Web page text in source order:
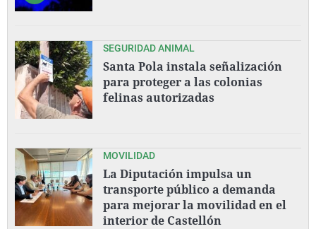
SEGURIDAD ANIMAL
Santa Pola instala señalización
para proteger a las colonias
felinas autorizadas
MOVILIDAD
La Diputación impulsa un
transporte público a demanda
para mejorar la movilidad en el
interior de Castellón